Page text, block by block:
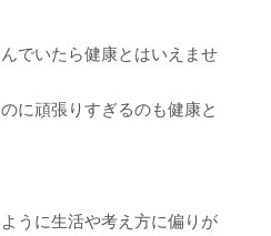
でいたら健康とはいえませ
に頑張りすぎるのも健康と
うに生活や考え方に偏りが